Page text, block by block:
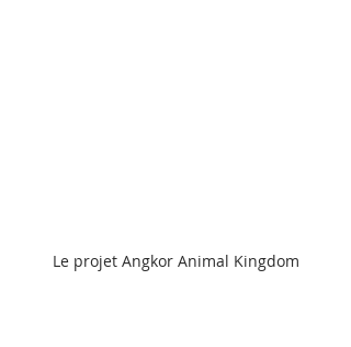
Le projet Angkor Animal Kingdom